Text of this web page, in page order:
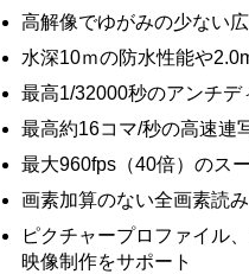
高解像でゆがみの少ない
水深10ｍの防水性能や
最高1/32000秒のアンチ
最高約16コマ/秒の高速連
最大960fps（40倍）のス
画素加算のない全画素読
ピクチャープロファイル
映像制作をサポート